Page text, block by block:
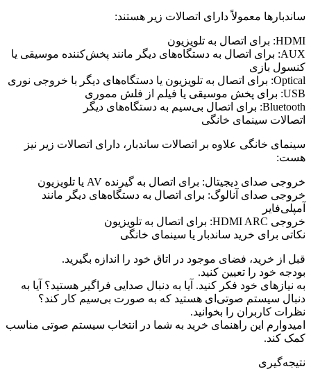
ساندبارها معمولاً دارای اتصالات زیر هستند:
HDMI: برای اتصال به تلویزیون
AUX: برای اتصال به دستگاه‌های دیگر مانند پخش‌کننده موسیقی یا
کنسول بازی
Optical: برای اتصال به تلویزیون یا دستگاه‌های دیگر با خروجی نوری
USB: برای پخش موسیقی یا فیلم از فلش مموری
Bluetooth: برای اتصال بی‌سیم به دستگاه‌های دیگر
اتصالات سینمای خانگی
سینمای خانگی علاوه بر اتصالات ساندبار، دارای اتصالات زیر نیز
هست:
خروجی صدای دیجیتال: برای اتصال به گیرنده AV یا تلویزیون
خروجی صدای آنالوگ: برای اتصال به دستگاه‌های دیگر مانند
آمپلی‌فایر
خروجی HDMI ARC: برای اتصال به تلویزیون
نکاتی برای خرید ساندبار یا سینمای خانگی
قبل از خرید، فضای موجود در اتاق خود را اندازه بگیرید.
بودجه خود را تعیین کنید.
به نیازهای خود فکر کنید. آیا به دنبال صدایی فراگیر هستید؟ آیا به
دنبال سیستم صوتی‌ای هستید که به صورت بی‌سیم کار کند؟
نظرات کاربران را بخوانید.
امیدوارم این راهنمای خرید به شما در انتخاب سیستم صوتی مناسب
کمک کند.
نتیجه‌گیری